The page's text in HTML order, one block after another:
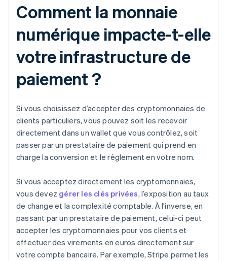
Comment la monnaie
numérique impacte-t-elle
votre infrastructure de
paiement ?
Si vous choisissez d’accepter des cryptomonnaies de
clients particuliers, vous pouvez soit les recevoir
directement dans un wallet que vous contrôlez, soit
passer par un prestataire de paiement qui prend en
charge la conversion et le règlement en votre nom.
Si vous acceptez directement les cryptomonnaies,
vous devez gérer les clés privées, l’exposition au taux
de change et la complexité comptable. À l’inverse, en
passant par un prestataire de paiement, celui-ci peut
accepter les cryptomonnaies pour vos clients et
effectuer des virements en euros directement sur
votre compte bancaire. Par exemple, Stripe permet les